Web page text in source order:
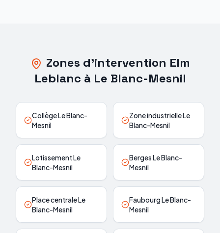
Zones d'intervention Elm
Leblanc à Le Blanc-Mesnil
Collège Le Blanc-
Mesnil
Zone industrielle Le
Blanc-Mesnil
Lotissement Le
Blanc-Mesnil
Berges Le Blanc-
Mesnil
Place centrale Le
Blanc-Mesnil
Faubourg Le Blanc-
Mesnil